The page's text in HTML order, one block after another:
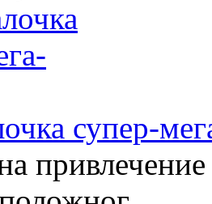
супер-